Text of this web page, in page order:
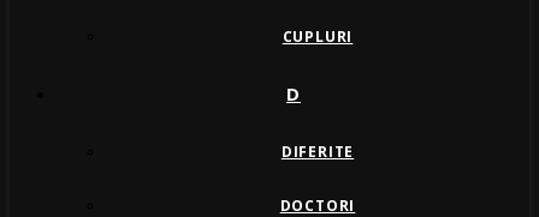
CUPLURI
D
DIFERITE
DOCTORI